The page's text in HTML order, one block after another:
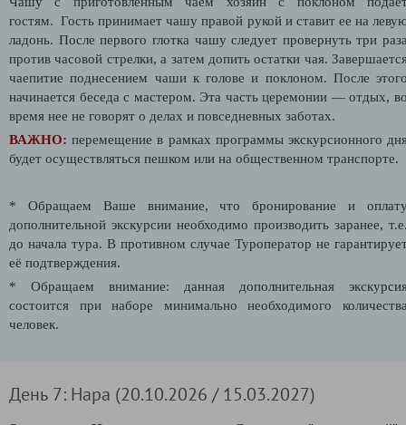
гостям.Гость принимает чашу правой рукой и ставит ее на
ладонь. После первого глотка чашу следует провернуть три
против часовой стрелки, а затем допить остатки чая.
чаепитие поднесением чаши к голове и поклоном. После
начинается беседа с мастером. Эта часть церемонии — отдых,
время нее не говорят о делах и повседневных заботах.
ВАЖНО: перемещение в рамках программы экскурсионного
будет осуществляться пешком или на общественном транспорте.
* Обращаем Ваше внимание, что бронирование и
дополнительной экскурсии необходимо производить заранее,
до начала тура. В противном случае Туроператор не
её подтверждения.
* Обращаем внимание: данная дополнительная
состоится при наборе минимально необходимого
человек.
День 7: Нара (20.10.2026 / 15.03.2027)